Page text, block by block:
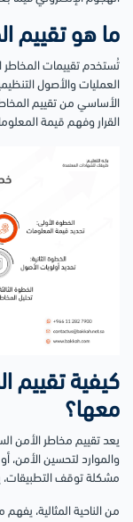
ما هو تقييم
تُستخدم تقييمات المخاطر
العمليات والأصول
الأساسي من تقييم
القرار وفهم قيمة
كيفية تقييم
معها؟
يعد تقييم مخاطر الأمن
والموارد لتحسين الأمن،
مشكلة توقف التطبيقات،
من الناحية المثالية،